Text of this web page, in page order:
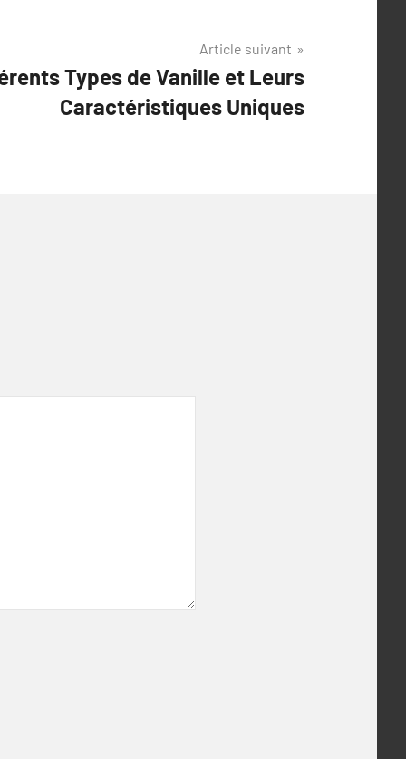
Article suivant
Types de Vanille et Leurs
Caractéristiques Uniques